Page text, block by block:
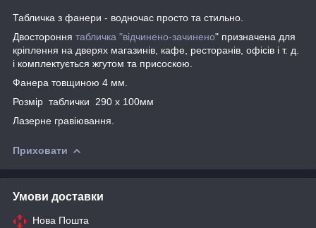
Табличка з фанери - водночас просто та стильно.
Двостороння табличка "відчинено-зачинено" призначена для
кріплення на дверях магазинів, кафе, ресторанів, офісів і т. д.
і комплектується жгутом та присоскою.
Фанера товщиною 4 мм.
Розмір таблички 290 х 100мм
Лазерне гравіювання.
Приховати
Умови доставки
Нова Пошта